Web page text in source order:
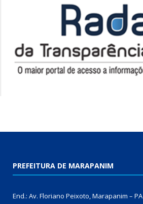
PREFEITURA DE MARAPANIM
End.: Av. Floriano Peixoto, Marapanim – PA